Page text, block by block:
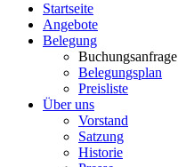
Startseite
Angebote
Belegung
Buchungsanfrage
Belegungsplan
Preisliste
Über uns
Vorstand
Satzung
Historie